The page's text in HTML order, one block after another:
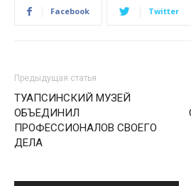
Facebook Twitter
Предыдущая статья
ТУАПСИНСКИЙ МУЗЕЙ
ОБЪЕДИНИЛ
ПРОФЕССИОНАЛОВ СВОЕГО
ДЕЛА